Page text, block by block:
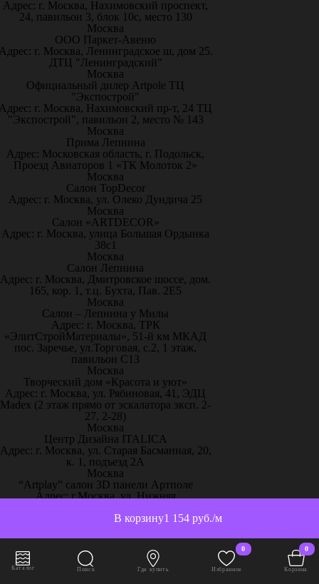
1 154 руб./м
В корзину
Адрес: г. Москва, Нахимовский проспект,
24, павильон 3, блок 10с, место 130
Москва
ООО Паркет-Авeню
г. Москва, Ленинградское ш, дом 25.
ДТЦ "Ленинградский"
Москва
Официальный дилер Artpole ТЦ
"Экспострой"
г. Москва, Нахимовский пр-т, 24 ТЦ
"Экспострой", павильон 2, место № 143
Москва
Прима Лепнина
Адрес: Московская область, г. Подольск,
Проезд Авиаторов 1 «ТК Молоток 2»
Москва
Салон TopDecor
Адрес: г. Москва, ул. Олеко Дундича 25
Москва
Салон «ARTDECOR»
Адрес: г. Москва, улица Большая Ордынка
38с1
Москва
Салон Лепнина
Адрес: г. Москва, Дмитровское шоссе, дом.
165, кор. 1, т.ц. Бухта, Пав. 2Е5
Москва
Салон – Лепнина у Милы
Адрес: г. Москва, ТРК
«ЭлитСтройМатериалы», 51-й км МКАД
пос. Заречье, ул.Торговая, с.2, 1 этаж,
павильон С13
Москва
Творческий дом «Красота и уют»
Адрес: г. Москва, ул. Рябиновая, 41, ЭДЦ
Madex (2 этаж прямо от эскалатора эксп. 2-
27, 2-28)
Москва
Центр Дизайна ITALICA
Адрес: г. Москва, ул. Старая Басманная, 20,
к. 1, подъезд 2А
Москва
“Artplay” салон 3D панели Артполе
Адрес: г.Москва, ул. Нижняя
Москва
Адрес: г. Москва, 65 км МКАД, дом
выставочный 18/11
Москва
“Декор-Интерьер” ТЦ «Family Room»
Каталог Поиск Где купить
0
Избранное
0
Корзина